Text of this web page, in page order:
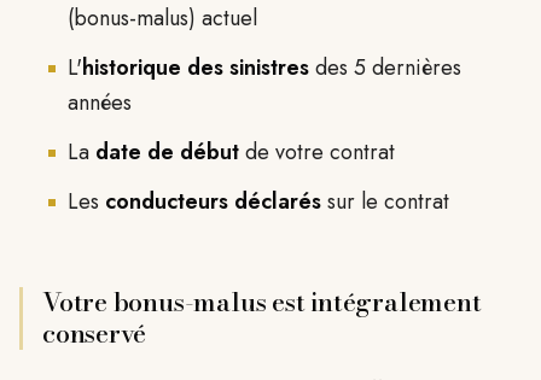
(bonus-malus) actuel
L'historique des sinistresdes 5 dernières
années
La date de débutde votre contrat
Les conducteurs déclaréssur le contrat
Votre bonus-malus est intégralement
conservé